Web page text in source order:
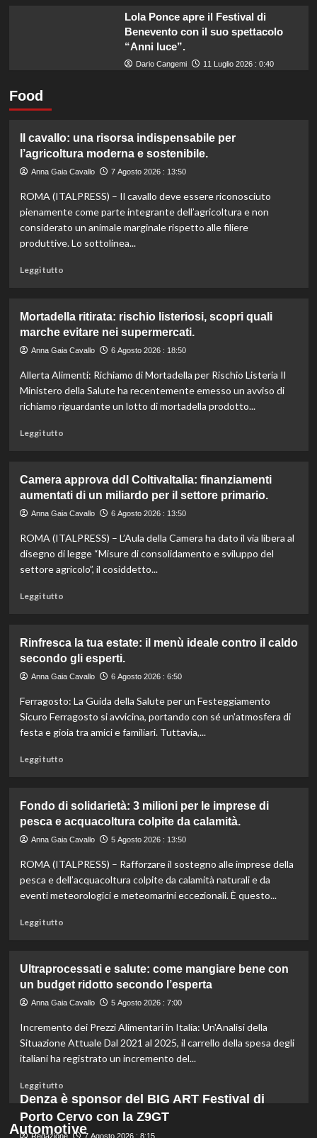
Lola Ponce apre il Festival di
Benevento con il suo spettacolo
“Anni luce”.
Dario Cangemi 11 Luglio 2026 : 0:40
Food
Il cavallo: una risorsa indispensabile per
l’agricoltura moderna e sostenibile.
Anna Gaia Cavallo 7 Agosto 2026 : 13:50
ROMA (ITALPRESS) – Il cavallo deve essere riconosciuto
pienamente come parte integrante dell’agricoltura e non
considerato un animale marginale rispetto alle filiere
produttive. Lo sottolinea...
Leggi tuttoLeggi
Il
cavallo:
una
indispensabile
per
l’agricoltura
Mortadella ritirata: rischio listeriosi, scopri quali
marche evitare nei supermercati.
Anna Gaia Cavallo 6 Agosto 2026 : 18:50
Allerta Alimenti: Richiamo di Mortadella per Rischio Listeria Il
Ministero della Salute ha recentemente emesso un avviso di
richiamo riguardante un lotto di mortadella prodotto...
Leggi tuttoLeggi
Mortadella
ritirata:
rischio
scopri
quali
marche
Camera approva ddl ColtivaItalia: finanziamenti
aumentati di un miliardo per il settore primario.
Anna Gaia Cavallo 6 Agosto 2026 : 13:50
ROMA (ITALPRESS) – L’Aula della Camera ha dato il via libera al
disegno di legge “Misure di consolidamento e sviluppo del
settore agricolo”, il cosiddetto...
Leggi tuttoLeggi
Camera
approva
ddl
finanziamenti
aumentati
di
primario.
Rinfresca la tua estate: il menù ideale contro il caldo
secondo gli esperti.
Anna Gaia Cavallo 6 Agosto 2026 : 6:50
Ferragosto: La Guida della Salute per un Festeggiamento
Sicuro Ferragosto si avvicina, portando con sé un'atmosfera di
festa e gioia tra amici e familiari. Tuttavia,...
Leggi tuttoLeggi
Rinfresca
la
tua
il
menù
ideale
esperti.
Fondo di solidarietà: 3 milioni per le imprese di
pesca e acquacoltura colpite da calamità.
Anna Gaia Cavallo 5 Agosto 2026 : 13:50
ROMA (ITALPRESS) – Rafforzare il sostegno alle imprese della
pesca e dell’acquacoltura colpite da calamità naturali e da
eventi meteorologici e meteomarini eccezionali. È questo...
Leggi tuttoLeggi
Fondo
di
solidarietà:
milioni
per
le
pesca
acquacoltura
colpite
Ultraprocessati e salute: come mangiare bene con
un budget ridotto secondo l’esperta
Anna Gaia Cavallo 5 Agosto 2026 : 7:00
Incremento dei Prezzi Alimentari in Italia: Un'Analisi della
Situazione Attuale Dal 2021 al 2025, il carrello della spesa degli
italiani ha registrato un incremento del...
Leggi tuttoLeggi
di
più
su
Automotive
Denza è sponsor del BIG ART Festival di
Porto Cervo con la Z9GT
Redazione 7 Agosto 2026 : 8:15